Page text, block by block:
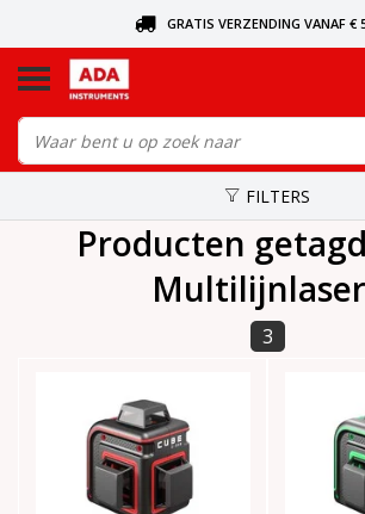
GRATIS VERZENDING VANAF €
VANDAAG BESTELD, VANDAAG
FILTERS
Producten
Multilijnlaser
3